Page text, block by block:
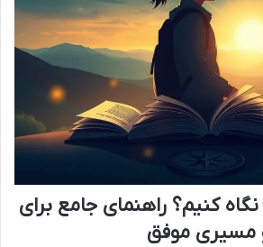
کنیم؟ راهنمای جامع برای
مسیری موفق